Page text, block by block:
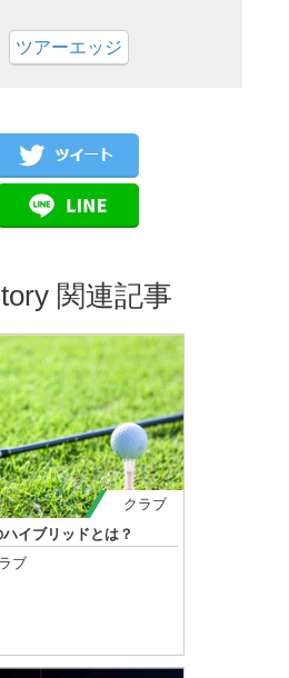
ツアーエッジ
関連記事
クラブ
イブリッドとは？
ブ